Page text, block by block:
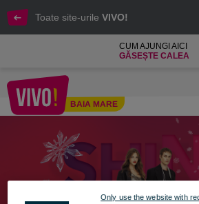
Toate site-urile VIVO!
CUM AJUNGI AICI
GĂSEȘTE CALEA
BAIA MARE
Sezonul de iarnă strălucește la VIVO! ❄️​
Only use the website with